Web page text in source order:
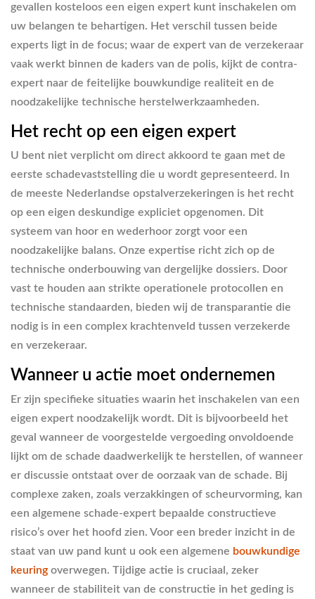
gevallen kosteloos een eigen expert kunt inschakelen om
uw belangen te behartigen. Het verschil tussen beide
experts ligt in de focus; waar de expert van de verzekeraar
vaak werkt binnen de kaders van de polis, kijkt de contra-
expert naar de feitelijke bouwkundige realiteit en de
noodzakelijke technische herstelwerkzaamheden.
Het recht op een eigen expert
U bent niet verplicht om direct akkoord te gaan met de
eerste schadevaststelling die u wordt gepresenteerd. In
de meeste Nederlandse opstalverzekeringen is het recht
op een eigen deskundige expliciet opgenomen. Dit
systeem van hoor en wederhoor zorgt voor een
noodzakelijke balans. Onze expertise richt zich op de
technische onderbouwing van dergelijke dossiers. Door
vast te houden aan strikte operationele protocollen en
technische standaarden, bieden wij de transparantie die
nodig is in een complex krachtenveld tussen verzekerde
en verzekeraar.
Wanneer u actie moet ondernemen
Er zijn specifieke situaties waarin het inschakelen van een
eigen expert noodzakelijk wordt. Dit is bijvoorbeeld het
geval wanneer de voorgestelde vergoeding onvoldoende
lijkt om de schade daadwerkelijk te herstellen, of wanneer
er discussie ontstaat over de oorzaak van de schade. Bij
complexe zaken, zoals verzakkingen of scheurvorming, kan
een algemene schade-expert bepaalde constructieve
risico’s over het hoofd zien. Voor een breder inzicht in de
staat van uw pand kunt u ook een algemene bouwkundige
keuring overwegen. Tijdige actie is cruciaal, zeker
wanneer de stabiliteit van de constructie in het geding is